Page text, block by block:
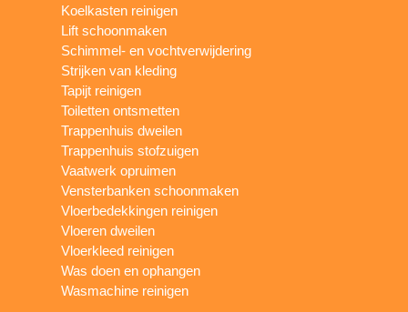
Koelkasten reinigen
Lift schoonmaken
Schimmel- en vochtverwijdering
Strijken van kleding
Tapijt reinigen
Toiletten ontsmetten
Trappenhuis dweilen
Trappenhuis stofzuigen
Vaatwerk opruimen
Vensterbanken schoonmaken
Vloerbedekkingen reinigen
Vloeren dweilen
Vloerkleed reinigen
Was doen en ophangen
Wasmachine reinigen